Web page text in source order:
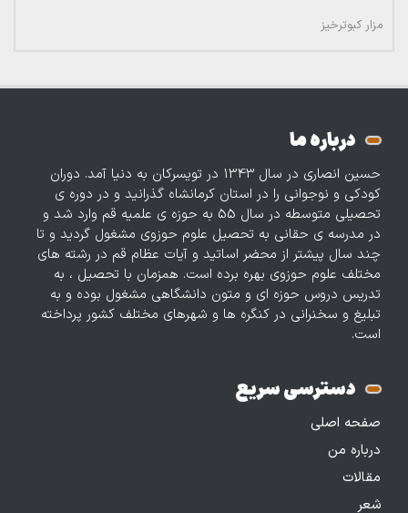
مزار کبوترخیز
درباره ما
حسین انصاری در سال 1343 در تویسرکان به دنیا آمد. دوران
کودکی و نوجوانی را در استان کرمانشاه گذرانید و در دوره‌ ی
تحصیلی متوسطه در سال 55 به حوزه ی علمیه قم وارد شد و
در مدرسه ی حقانی به تحصیل علوم حوزوی مشغول گردید و تا
چند سال پیشتر از محضر اساتید و آیات عظام قم در رشته های
مختلف علوم حوزوی بهره برده است. همزمان با تحصیل ، به
تدریس دروس حوزه‌ ای و متون دانشگاهی مشغول بوده و به
تبلیغ و سخنرانی در کنگره ها و شهرهای مختلف کشور پرداخته
است.
دسترسی سریع
صفحه اصلی
درباره من
مقالات
شعر